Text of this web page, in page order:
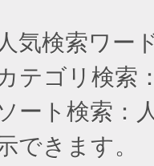
人気検索ワー
テゴリ検索
ート検索：
できます。